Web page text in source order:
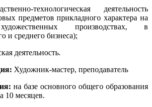
технологическая деятельность
предметов прикладного характера на
производствах, в
и среднего бизнеса);
деятельность.
Художник-мастер, преподаватель
на базе основного общего образования
10 месяцев.